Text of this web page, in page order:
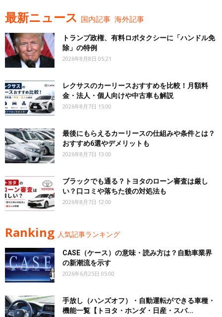
最新ニュース 国内記事 海外記事
トランプ政権、有料ロボタクシーに「ハンドル免
除」の特例
2026年8月8日 05:21
レクサスのカーリースおすすめを比較！月額料
金・法人・個人向けや中古車も解説
2026年8月7日 15:00
最後にもらえるカーリースの仕組みや条件とは？
おすすめ6選やデメリットも
2026年8月7日 13:00
ブラックでも通る？トヨタのローン審査は厳し
い？口コミや落ちた後の対処法も
2026年8月7日 12:00
Ranking 人気記事ランキング
CASE（ケース）の意味・読み方は？自動車業界
の新潮流を示す
2026年6月25日 05:00
手放し（ハンズオフ）・自動運転ができる車種・
機能一覧【トヨタ・ホンダ・日産・スバ...